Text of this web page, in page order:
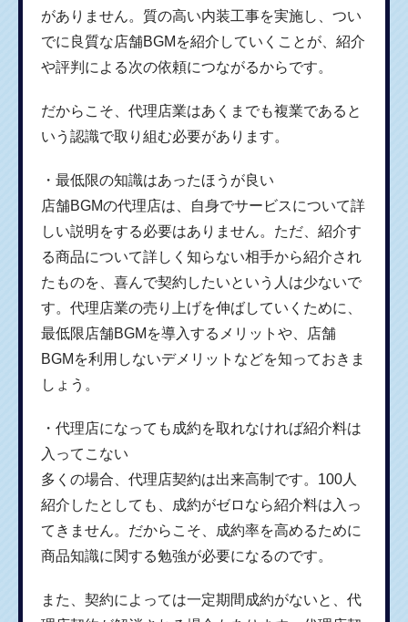
がありません。質の高い内装工事を実施し、つい
でに良質な店舗BGMを紹介していくことが、紹介
や評判による次の依頼につながるからです。
だからこそ、代理店業はあくまでも複業であると
いう認識で取り組む必要があります。
・最低限の知識はあったほうが良い
店舗BGMの代理店は、自身でサービスについて詳
しい説明をする必要はありません。ただ、紹介す
る商品について詳しく知らない相手から紹介され
たものを、喜んで契約したいという人は少ないで
す。代理店業の売り上げを伸ばしていくために、
最低限店舗BGMを導入するメリットや、店舗
BGMを利用しないデメリットなどを知っておきま
しょう。
・代理店になっても成約を取れなければ紹介料は
入ってこない
多くの場合、代理店契約は出来高制です。100人
紹介したとしても、成約がゼロなら紹介料は入っ
てきません。だからこそ、成約率を高めるために
商品知識に関する勉強が必要になるのです。
また、契約によっては一定期間成約がないと、代